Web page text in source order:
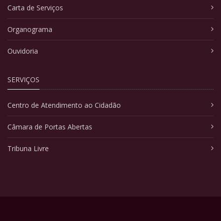
Carta de Serviços
Organograma
Ouvidoria
SERVIÇOS
Centro de Atendimento ao Cidadão
Câmara de Portas Abertas
Tribuna Livre